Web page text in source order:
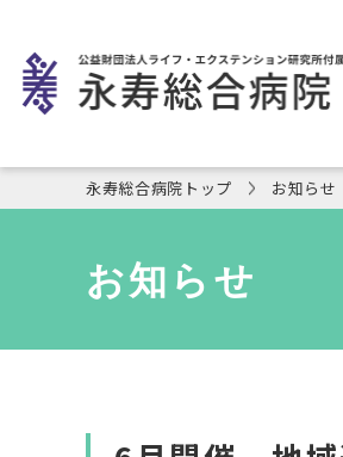
永寿総合病院トップ お知らせ
お知らせ